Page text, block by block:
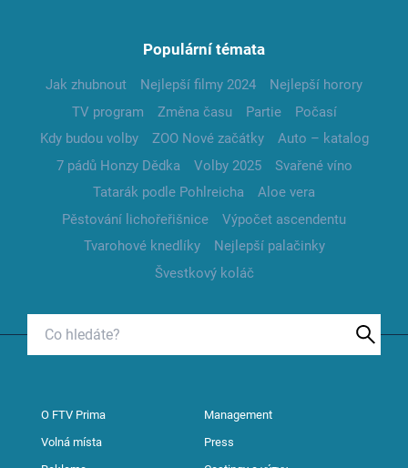
Populární témata
Jak zhubnout Nejlepší filmy 2024
Nejlepší horory
TV program
Změna času Partie
Počasí
Kdy budou volby
ZOO Nové začátky
Auto – katalog
7 pádů Honzy Dědka
Volby 2025
Svařené víno
Tatarák podle Pohlreicha
Aloe vera
Pěstování lichořeřišnice
Výpočet ascendentu
Tvarohové knedlíky
Nejlepší palačinky
Švestkový koláč
O FTV Prima Management
Volná místa Press